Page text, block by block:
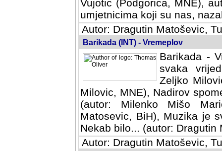
Vujotic (Podgorica, MNE),
umjetnicima koji su nas,
Autor: Dragutin Matoševic,
Barikada (INT) - Vremeplov
Barikada -
svaka
Milovic,
MNE), Nadirov spomenar
Milenko Mišo Maric, UK),
Muzika je svirala (autor:
(autor: Dragutin Matosevic,
Autor: Dragutin Matoševic,